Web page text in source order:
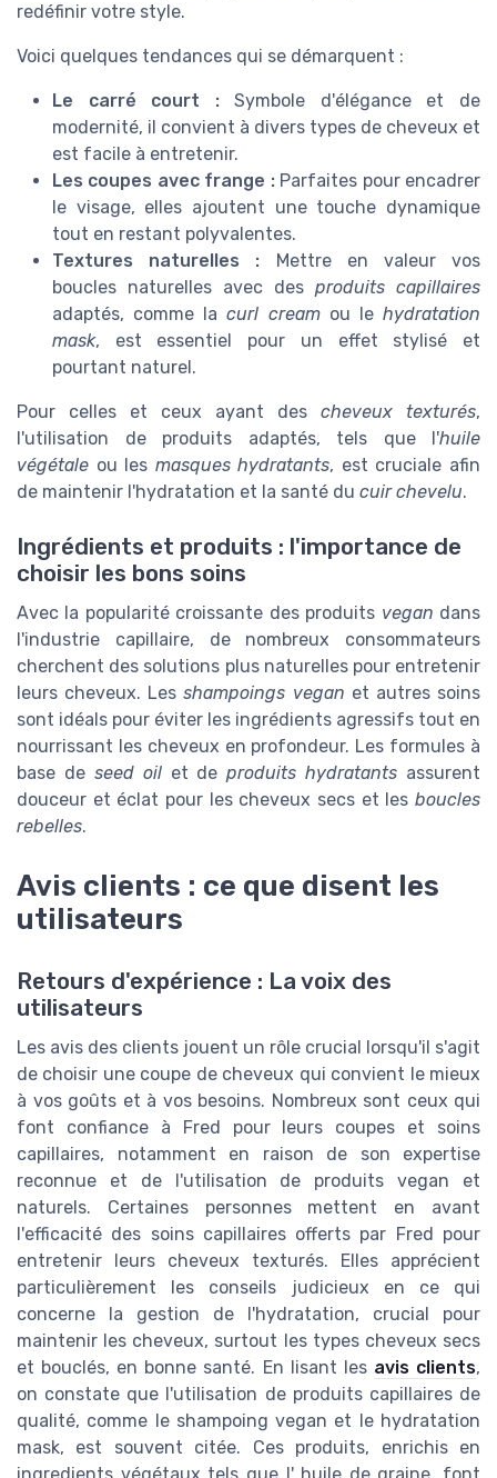
redéfinir votre style.
Voici quelques tendances qui se démarquent :
Le carré court :Symbole d'élégance et de
modernité, il convient à divers types de cheveux et
est facile à entretenir.
Les coupes avec frange :Parfaites pour encadrer
le visage, elles ajoutent une touche dynamique
tout en restant polyvalentes.
Textures naturelles : Mettre en valeur vos
boucles naturelles avec des produits capillaires
adaptés, comme lacurl creamou lehydratation
mask, est essentiel pour un effet stylisé et
pourtant naturel.
Pour celles et ceux ayant des cheveux texturés,
l'utilisation de produits adaptés, tels que l'huile
végétale ou les masques hydratants, est cruciale afin
de maintenir l'hydratation et la santé du cuir chevelu.
Ingrédients et produits : l'importance de
choisir les bons soins
Avec la popularité croissante des produits vegan dans
l'industrie capillaire, de nombreux consommateurs
cherchent des solutions plus naturelles pour entretenir
leurs cheveux. Lesshampoings vegan et autres soins
sont idéals pour éviter les ingrédients agressifs tout en
nourrissant les cheveux en profondeur. Les formules à
base de seed oilet deproduits hydratants assurent
douceur et éclat pour les cheveux secs et les boucles
rebelles.
Avis clients : ce que disent les
utilisateurs
Retours d'expérience : La voix des
utilisateurs
Les avis des clients jouent un rôle crucial lorsqu'il s'agit
de choisir une coupe de cheveux qui convient le mieux
à vos goûts et à vos besoins. Nombreux sont ceux qui
font confiance à Fred pour leurs coupes et soins
capillaires, notamment en raison de son expertise
reconnue et de l'utilisation de produits vegan et
naturels. Certaines personnes mettent en avant
l'efficacité des soins capillaires offerts par Fred pour
entretenir leurs cheveux texturés. Elles apprécient
particulièrement les conseils judicieux en ce qui
concerne la gestion de l'hydratation, crucial pour
maintenir les cheveux, surtout les types cheveux secs
et bouclés, en bonne santé. En lisant les avis clients,
on constate que l'utilisation de produits capillaires de
qualité, comme le shampoing vegan et le hydratation
mask, est souvent citée. Ces produits, enrichis en